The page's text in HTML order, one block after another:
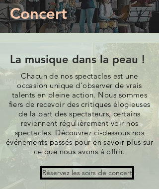
Concert
La musique dans la peau !
Chacun de nos spectacles est une
occasion unique d'observer de vrais
talents en pleine action. Nous sommes
fiers de recevoir des critiques élogieuses
de la part des spectateurs, certains
reviennent régulièrement voir nos
spectacles. Découvrez ci-dessous nos
événements passés pour en savoir plus sur
ce que nous avons à offrir.
Réservez les soirs de concert